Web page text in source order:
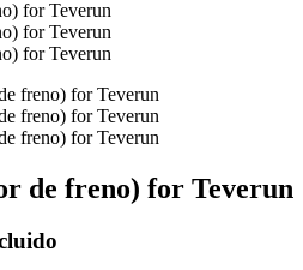
de freno) for Teverun